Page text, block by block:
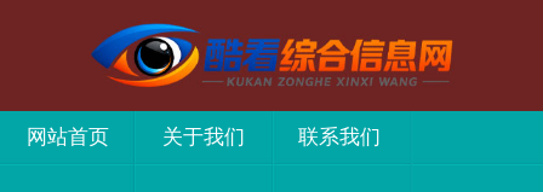
网站首页 关于我们 联系我们